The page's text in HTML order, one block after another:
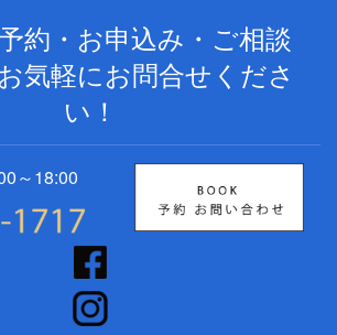
約・お申込み・ご相談
気軽にお問合せくださ
い！
～18:00